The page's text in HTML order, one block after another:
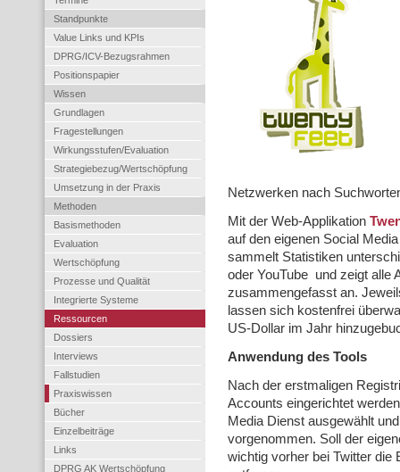
Standpunkte
Value Links und KPIs
DPRG/ICV-Bezugsrahmen
Positionspapier
Wissen
Grundlagen
Fragestellungen
Wirkungsstufen/Evaluation
Strategiebezug/Wertschöpfung
Umsetzung in der Praxis
Methoden
Basismethoden
Evaluation
Wertschöpfung
Prozesse und Qualität
Integrierte Systeme
Ressourcen
Dossiers
Interviews
Fallstudien
Praxiswissen
Bücher
Einzelbeiträge
Links
DPRG AK Wertschöpfung
Netzwerken nach
Mit der Web-Applikation
auf den eigenen Social
sammelt Statistiken
oder YouTube und zeigt alle
zusammengefasst an.
lassen sich kostenfrei
US-Dollar im Jahr
Anwendung des Tools
Nach der erstmaligen
Accounts eingerichtet
Media Dienst ausgewählt
vorgenommen. Soll der
wichtig vorher bei Twitter die